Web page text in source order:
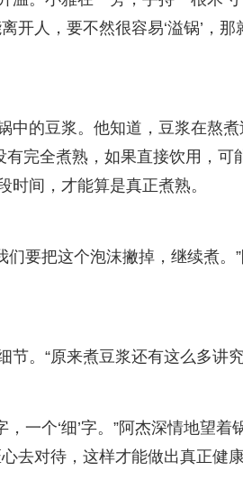
开人，要不然很容易‘溢锅’，
中的豆浆。他知道，豆浆在熬
有完全煮熟，如果直接饮用，
间，才能算是真正煮熟。
们要把这个泡沫撇掉，继续煮
。“原来煮豆浆还有这么多讲究
，一个‘细’字。”阿杰深情地望
去对待，这样才能做出真正健